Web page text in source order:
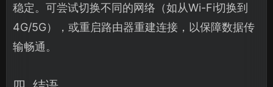
稳定。可尝试切换不同的网络（如从Wi-Fi切换到
4G/5G），或重启路由器重建连接，以保障数据传
输畅通。